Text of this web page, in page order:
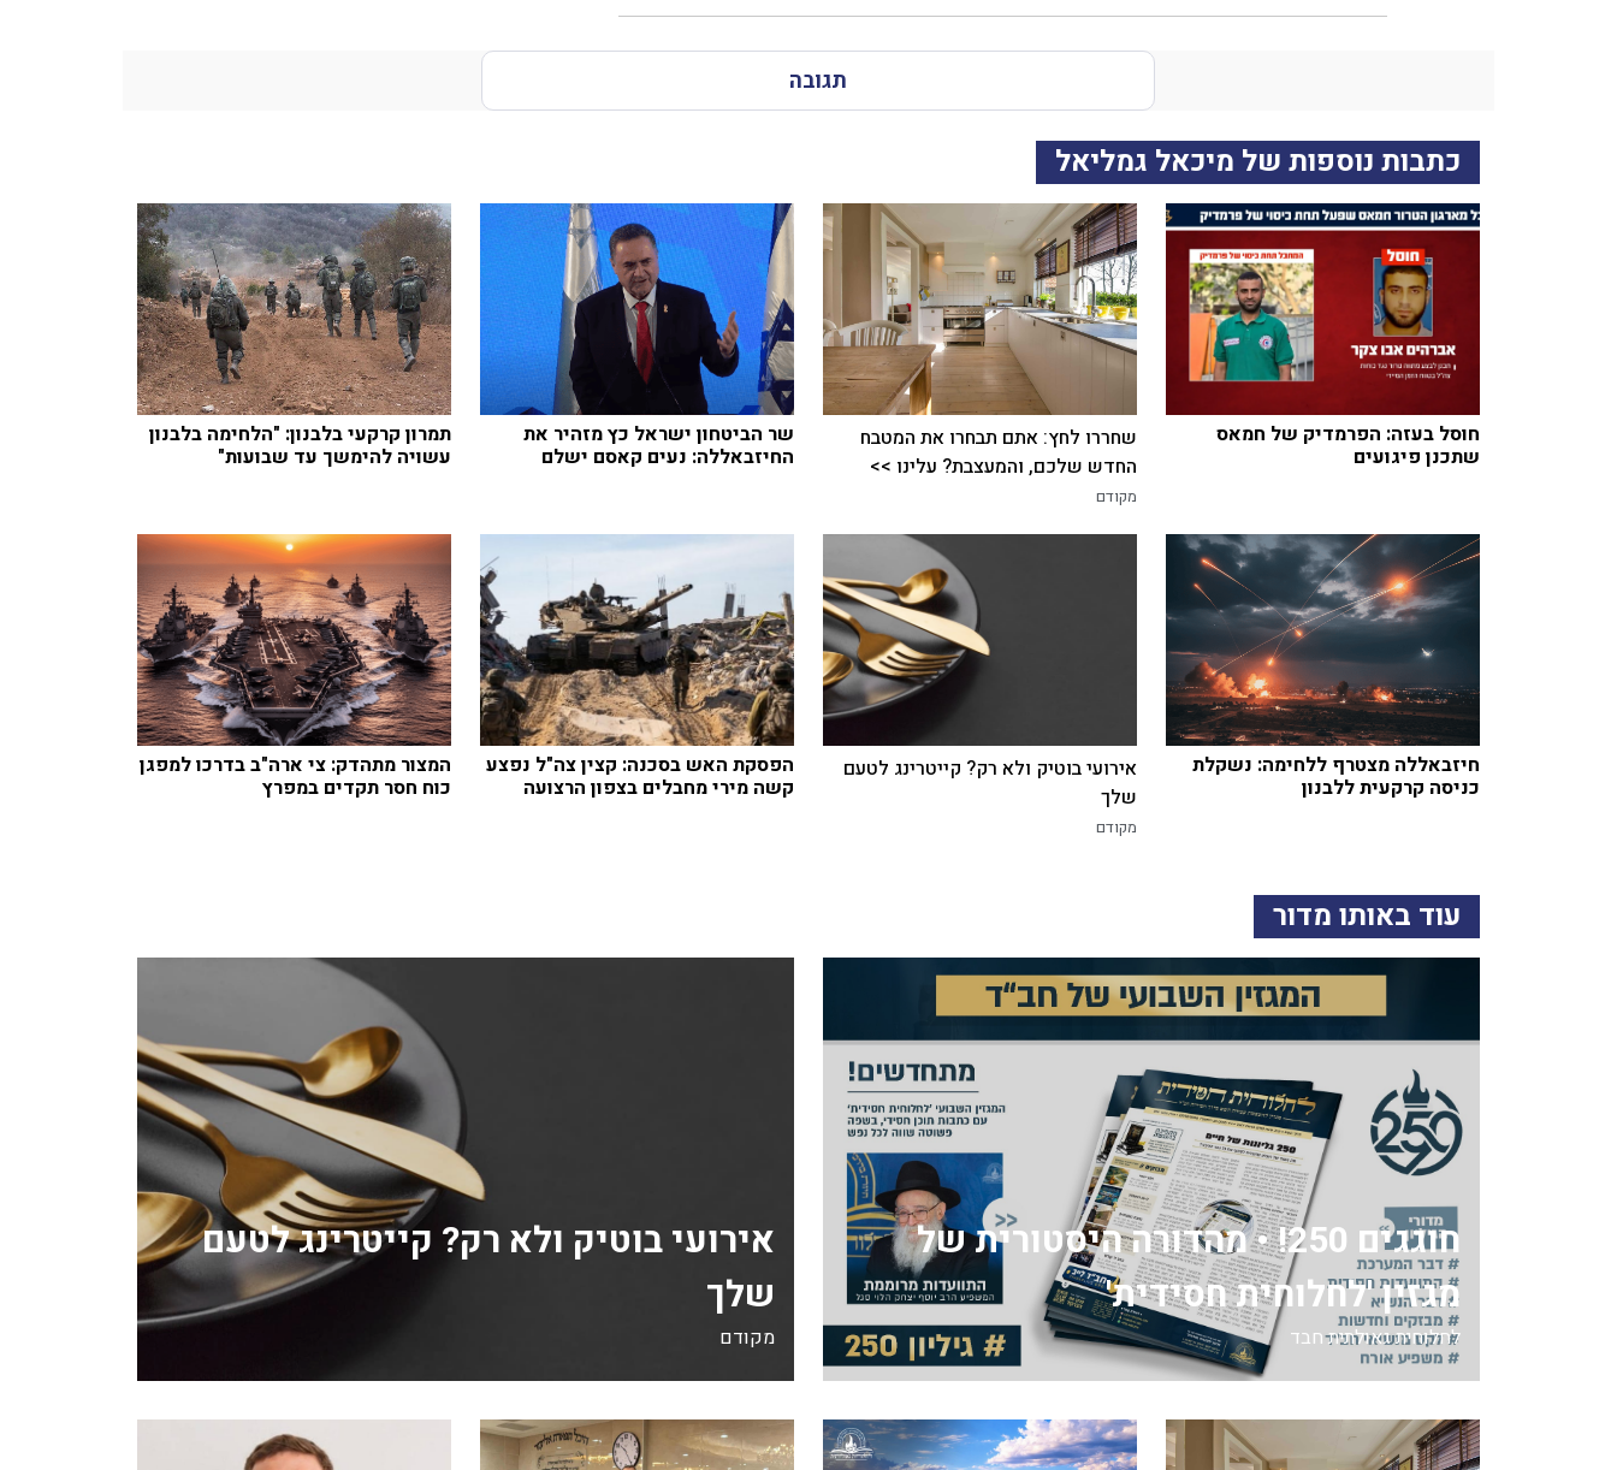
תגובה
כתבות נוספות של מיכאל גמליאל
חוסל בעזה: הפרמדיק של חמאס
שתכנן פיגועים
שחררו לחץ: אתם תבחרו את המטבח
החדש שלכם, והמעצבת? עלינו >>
מקודם
שר הביטחון ישראל כץ מזהיר את
החיזבאללה: נעים קאסם ישלם
תמרון קרקעי בלבנון: "הלחימה בלבנון
עשויה להימשך עד שבועות"
חיזבאללה מצטרף ללחימה: נשקלת
כניסה קרקעית ללבנון
אירועי בוטיק ולא רק? קייטרינג לטעם
שלך
מקודם
הפסקת האש בסכנה: קצין צה"ל נפצע
קשה מירי מחבלים בצפון הרצועה
המצור מתהדק: צי ארה"ב בדרכו למפגן
כוח חסר תקדים במפרץ
עוד באותו מדור
חוגגים 250! • מהדורה היסטורית של
מגזין 'לחלוחית חסידית'
לחלוחית גאולתית חבד
אירועי בוטיק ולא רק? קייטרינג לטעם
שלך
מקודם